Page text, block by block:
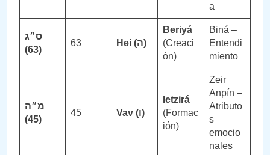
a
ס״ג
(63)
63 Hei (ה)
Beriyá
(Creaci
ón)
Biná –
Entendi
miento
מ״ה
(45)
45 Vav (ו)
etzirá
(Formac
ión)
Zeir
Anpín –
Atributo
s
emocio
nales